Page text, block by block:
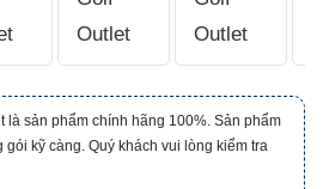
là sản phẩm chính hãng 100%. Sản phẩm
kỹ càng. Quý khách vui lòng kiểm tra